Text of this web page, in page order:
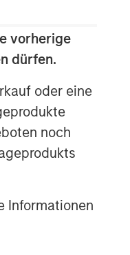
vorherige
dürfen.
oder eine
noch
Informationen